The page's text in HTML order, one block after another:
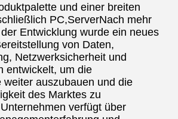
und einer breiten
PC,ServerNach mehr
Entwicklung wurde ein neues
von Daten,
Netzwerksicherheit und
entwickelt, um die
weiter auszubauen und die
des Marktes zu
verfügt über